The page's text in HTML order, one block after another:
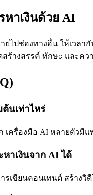
าเงินด้วย AI
ยไปช่องทางอื่น ให้เวล
ร้างสรรค์ ทักษะ และคว
นเท่าไหร่
เครื่องมือ AI หลายตัวมี
หาเงินจาก AI ได้
เขียนคอนเทนต์ สร้างวิ